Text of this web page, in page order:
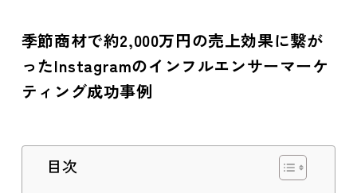
季節商材で約2,000万円の売上効果に繋が
ったInstagramのインフルエンサーマーケ
ティング成功事例
目次